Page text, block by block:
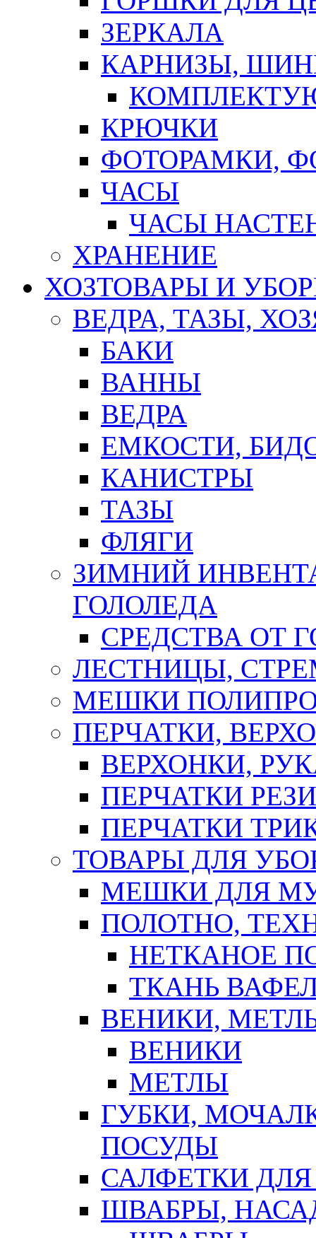
ЗЕРКАЛА
КАРНИЗЫ,
КРЮЧКИ
ФОТОРАМКИ,
ЧАСЫ
ЧАСЫ
ХРАНЕНИЕ
ХОЗТОВАРЫ И
ВЕДРА, ТАЗЫ,
БАКИ
ВАННЫ
ВЕДРА
ЕМКОСТИ,
КАНИСТРЫ
ТАЗЫ
ФЛЯГИ
ЗИМНИЙ
ГОЛОЛЕДА
СРЕДСТВА ОТ
ЛЕСТНИЦЫ,
МЕШКИ
ПЕРЧАТКИ,
ВЕРХОНКИ,
ПЕРЧАТКИ
ПЕРЧАТКИ
ТОВАРЫ ДЛЯ
МЕШКИ ДЛЯ
ПОЛОТНО,
НЕТКАНОЕ
ТКАНЬ
ВЕНИКИ,
ВЕНИКИ
МЕТЛЫ
ГУБКИ,
ПОСУДЫ
САЛФЕТКИ
ШВАБРЫ,